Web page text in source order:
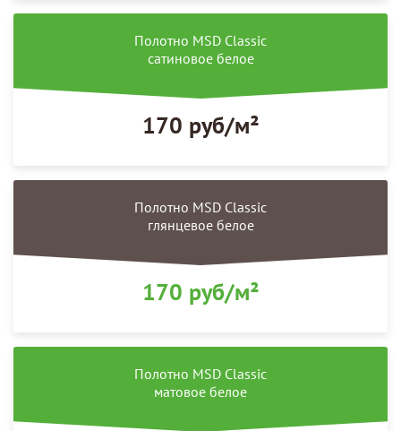
Полотно MSD Classic
сатиновое белое
170 руб/м²
Полотно MSD Classic
глянцевое белое
170 руб/м²
Полотно MSD Classic
матовое белое